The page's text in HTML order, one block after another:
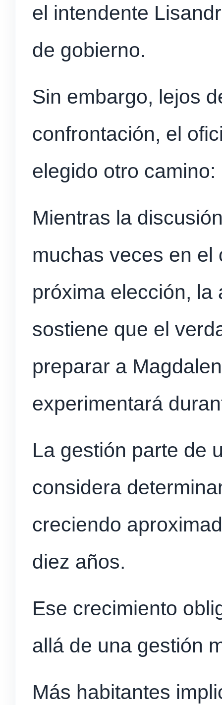
el intendente
de gobierno.
Sin embargo, lejos
confrontación, el
elegido otro
Mientras la
muchas veces en el
próxima elección, la
sostiene que el
preparar a
experimentará
La gestión parte de
considera
creciendo
diez años.
Ese crecimiento
allá de una gestión
Más habitantes